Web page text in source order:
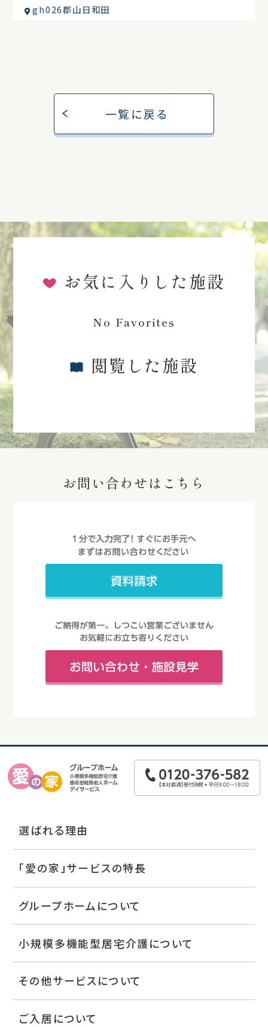
gh026郡山日和田
一覧に戻る
お気に入りした施設
No Favorites
閲覧した施設
お問い合わせはこちら
選ばれる理由
「愛の家」サービスの特長
グループホームについて
小規模多機能型居宅介護について
その他サービスについて
ご入居について